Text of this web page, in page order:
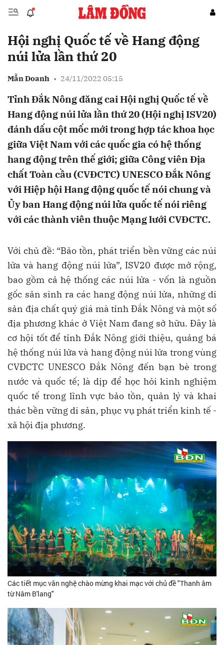
Hội nghị Quốc tế về Hang động
núi lửa lần thứ 20
Mẫn Doanh • 24/11/2022 05:15
Tỉnh Đắk Nông đăng cai Hội nghị Quốc tế về
Hang động núi lửa lần thứ 20 (Hội nghị ISV20)
đánh dấu cột mốc mới trong hợp tác khoa học
giữa Việt Nam với các quốc gia có hệ thống
hang động trên thế giới; giữa Công viên Địa
chất Toàn cầu (CVĐCTC) UNESCO Đắk Nông
với Hiệp hội Hang động quốc tế nói chung và
Ủy ban Hang động núi lửa quốc tế nói riêng
với các thành viên thuộc Mạng lưới CVĐCTC.
Với chủ đề: “Bảo tồn, phát triển bền vững các núi
lửa và hang động núi lửa”, ISV20 được mở rộng,
bao gồm cả hệ thống các núi lửa - vốn là nguồn
gốc sản sinh ra các hang động núi lửa, những di
sản địa chất quý giá mà tỉnh Đắk Nông và một số
địa phương khác ở Việt Nam đang sở hữu. Đây là
cơ hội tốt để tỉnh Đắk Nông giới thiệu, quảng bá
hệ thống núi lửa và hang động núi lửa trong vùng
CVĐCTC UNESCO Đắk Nông đến bạn bè trong
nước và quốc tế; là dịp để học hỏi kinh nghiệm
quốc tế trong lĩnh vực bảo tồn, quản lý và khai
thác bền vững di sản, phục vụ phát triển kinh tế -
xã hội địa phương.
Các tiết mục văn nghệ chào mừng khai mạc với chủ đề "Thanh âm
từ Nâm B'lang"
Gửi bình luận
Gửi